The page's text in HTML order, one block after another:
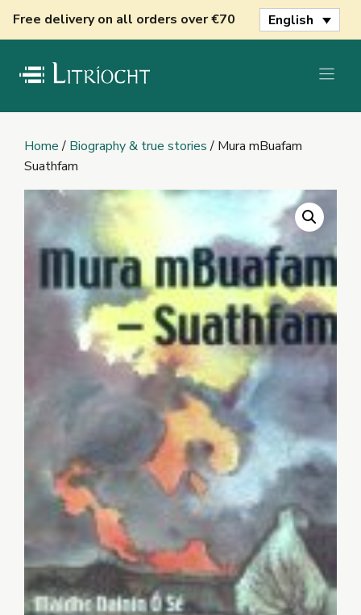
Free delivery on all orders over €70 English
Home/ Biography & true stories/ Mura mBuafam
Suathfam